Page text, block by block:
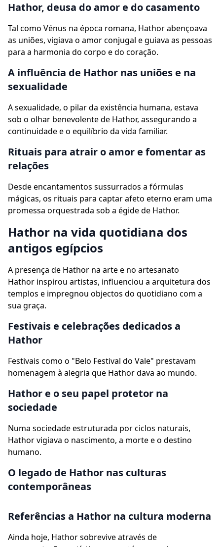
Hathor, deusa do amor e do casamento
Tal como Vénus na época romana, Hathor abençoava
as uniões, vigiava o amor conjugal e guiava as pessoas
para a harmonia do corpo e do coração.
A influência de Hathor nas uniões e na
sexualidade
A sexualidade, o pilar da existência humana, estava
sob o olhar benevolente de Hathor, assegurando a
continuidade e o equilíbrio da vida familiar.
Rituais para atrair o amor e fomentar as
relações
Desde encantamentos sussurrados a fórmulas
mágicas, os rituais para captar afeto eterno eram uma
promessa orquestrada sob a égide de Hathor.
Hathor na vida quotidiana dos
antigos egípcios
A presença de Hathor na arte e no artesanato
Hathor inspirou artistas, influenciou a arquitetura dos
templos e impregnou objectos do quotidiano com a
sua graça.
Festivais e celebrações dedicados a
Hathor
Festivais como o "Belo Festival do Vale" prestavam
homenagem à alegria que Hathor dava ao mundo.
Hathor e o seu papel protetor na
sociedade
Numa sociedade estruturada por ciclos naturais,
Hathor vigiava o nascimento, a morte e o destino
humano.
O legado de Hathor nas culturas
contemporâneas
Referências a Hathor na cultura moderna
Ainda hoje, Hathor sobrevive através de